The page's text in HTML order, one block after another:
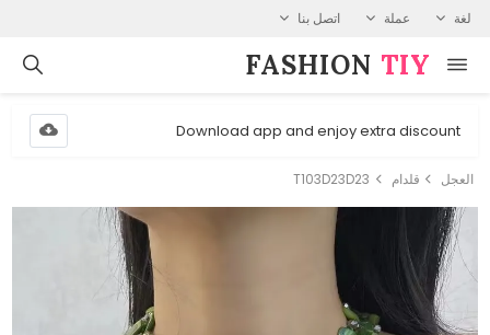
لغة عملة اتصل بنا
FASHION⁠ TIY
Download app and enjoy extra discount
العجل قلدام T103D23D23